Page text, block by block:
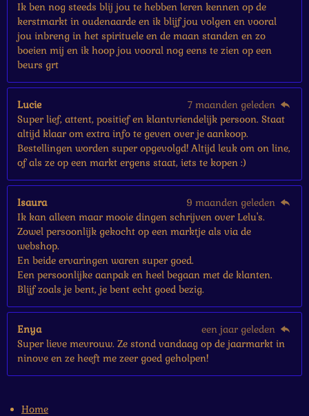
Ik ben nog steeds blij jou te hebben leren kennen op de
kerstmarkt in oudenaarde en ik blijf jou volgen en vooral
jou inbreng in het spirituele en de maan standen en zo
boeien mij en ik hoop jou vooral nog eens te zien op een
beurs grt
Lucie
7 maanden geleden
Super lief, attent, positief en klantvriendelijk persoon. Staat
altijd klaar om extra info te geven over je aankoop.
Bestellingen worden super opgevolgd! Altijd leuk om on line,
of als ze op een markt ergens staat, iets te kopen :)
Isaura
9 maanden geleden
Ik kan alleen maar mooie dingen schrijven over Lelu's.
Zowel persoonlijk gekocht op een marktje als via de
webshop.
En beide ervaringen waren super goed.
Een persoonlijke aanpak en heel begaan met de klanten.
Blijf zoals je bent, je bent echt goed bezig.
Enya
een jaar geleden
Super lieve mevrouw. Ze stond vandaag op de jaarmarkt in
ninove en ze heeft me zeer goed geholpen!
Home